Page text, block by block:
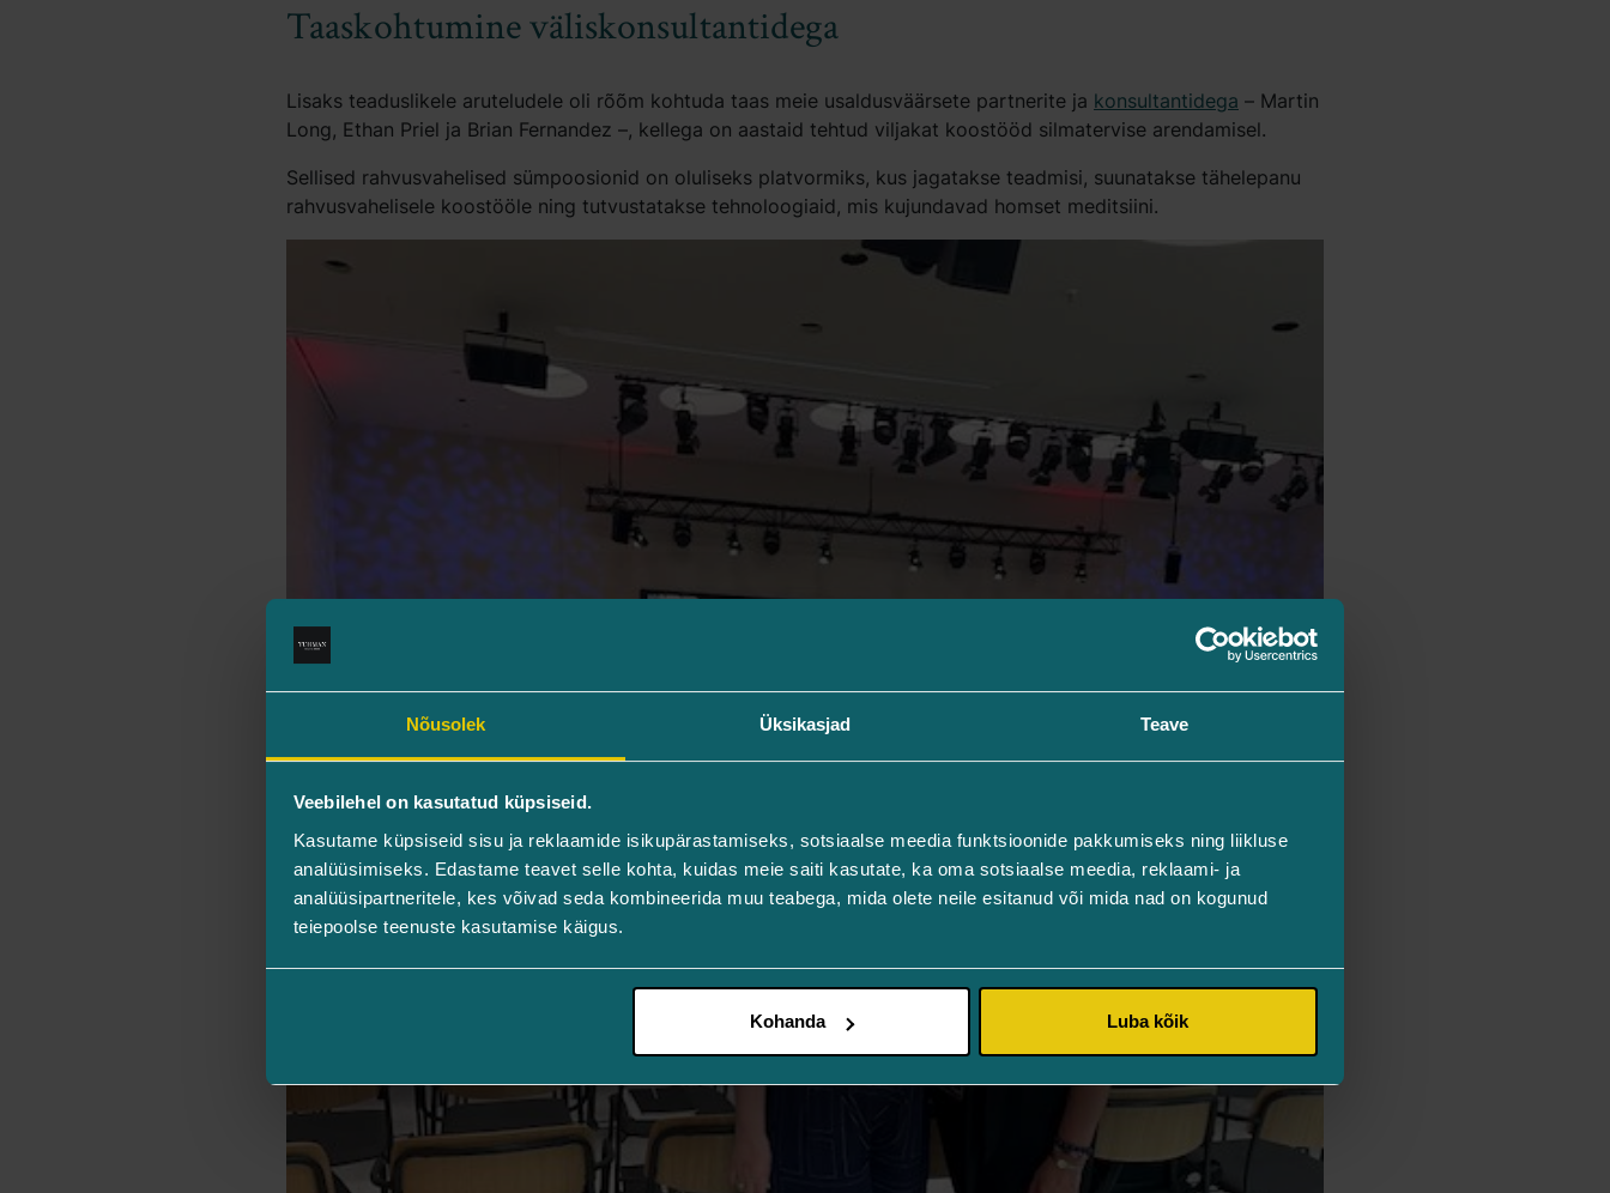
Nõusolek Üksikasjad Teave
Veebilehel on kasutatud küpsiseid.
Kasutame küpsiseid sisu ja reklaamide isikupärastamiseks, sotsiaalse meedia funktsioonide pakkumiseks ning liikluse
analüüsimiseks. Edastame teavet selle kohta, kuidas meie saiti kasutate, ka oma sotsiaalse meedia, reklaami- ja
analüüsipartneritele, kes võivad seda kombineerida muu teabega, mida olete neile esitanud või mida nad on kogunud
teiepoolse teenuste kasutamise käigus.
Kohanda Luba kõik
Taaskohtumine väliskonsultantidega
Lisaks teaduslikele aruteludele oli rõõm kohtuda taas meie usaldusväärsete partnerite ja konsultantidega – Martin
Long, Ethan Priel ja Brian Fernandez –, kellega on aastaid tehtud viljakat koostööd silmatervise arendamisel.
Sellised rahvusvahelised sümpoosionid on oluliseks platvormiks, kus jagatakse teadmisi, suunatakse tähelepanu
rahvusvahelisele koostööle ning tutvustatakse tehnoloogiaid, mis kujundavad homset meditsiini.